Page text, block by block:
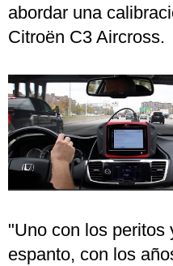
abordar una
Citroën C3 Aircross.
"Uno con los peritos
espanto, con los